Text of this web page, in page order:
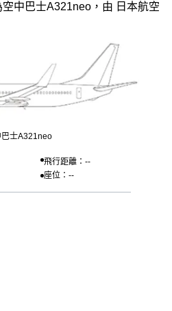
中巴士A321neo，由 日本航空
巴士A321neo
飛行距離：--
座位：--